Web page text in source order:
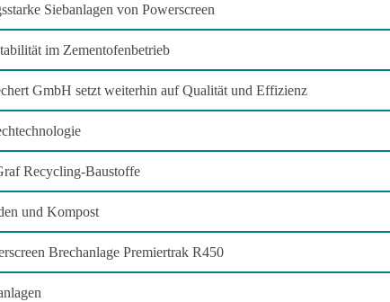
Siebanlagen von Powerscreen
im Zementofenbetrieb
GmbH setzt weiterhin auf Qualität und Effizienz
Recycling-Baustoffe
und Kompost
Brechanlage Premiertrak R450